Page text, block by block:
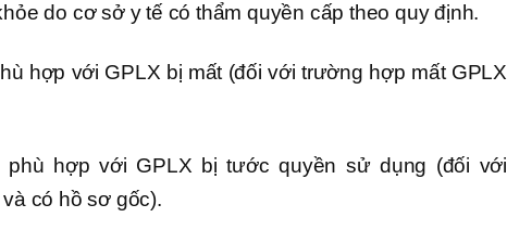
do cơ sở y tế có thẩm quyền cấp theo quy định.
hợp với GPLX bị mất (đối với trường hợp mất GPLX
hợp với GPLX bị tước quyền sử dụng (đối với
có hồ sơ gốc).